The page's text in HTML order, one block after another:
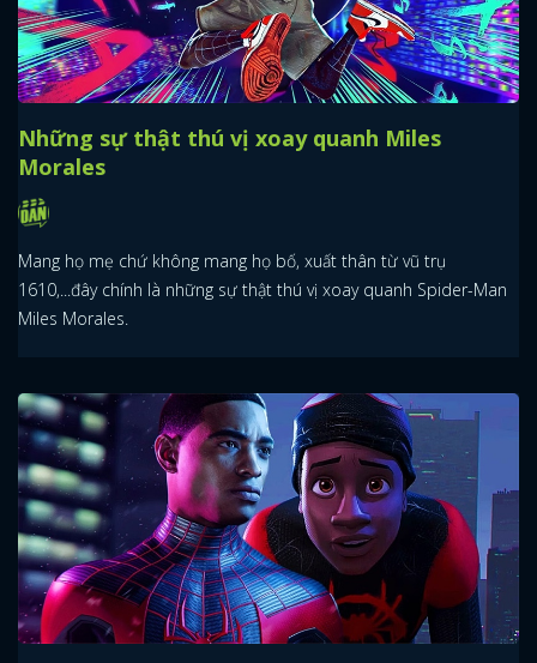
Những sự thật thú vị xoay quanh Miles
Morales
Mang họ mẹ chứ không mang họ bố, xuất thân từ vũ trụ
1610,...đây chính là những sự thật thú vị xoay quanh Spider-Man
Miles Morales.